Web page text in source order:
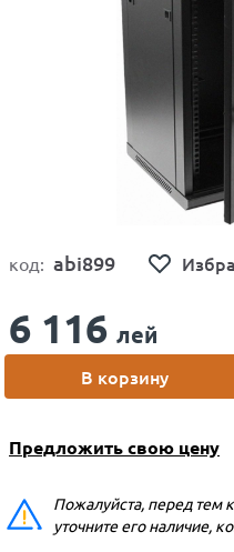
код: abi899
6 116 лей
В корзину
Предложить свою цену
Пожалуйста, перед тем
уточните его наличие,